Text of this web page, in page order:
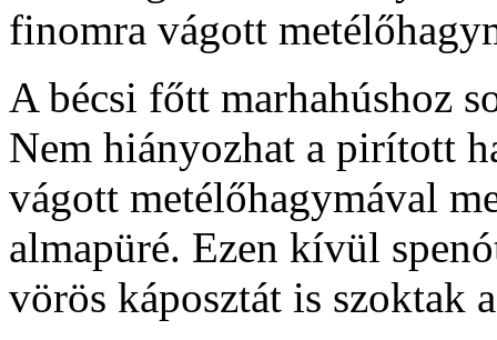
finomra vágott
A bécsi főtt marhahúshoz
Nem hiányozhat a pirított
vágott metélőhagymával
almapüré. Ezen kívül
vörös káposztát is szoktak